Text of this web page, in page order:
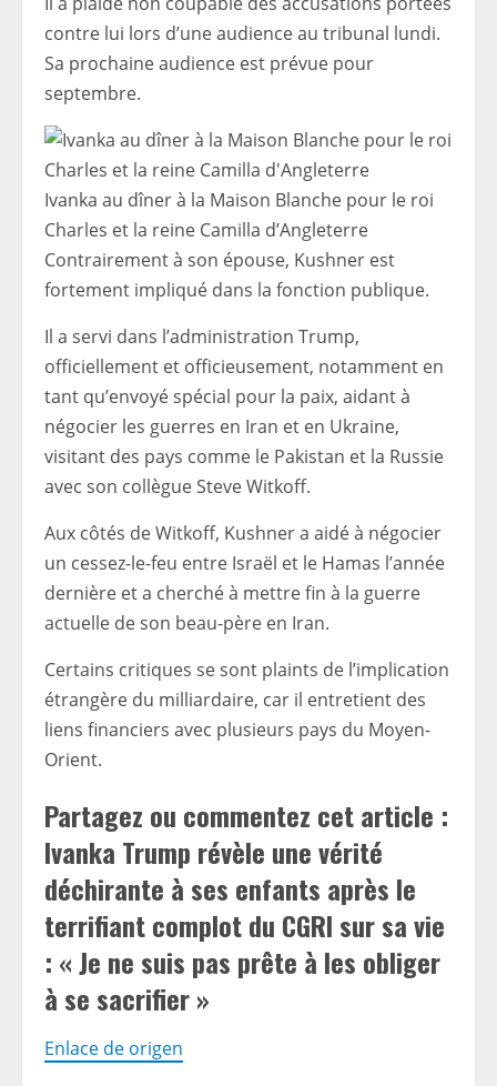
contre lui lors d’une audience au tribunal lundi.
Sa prochaine audience est prévue pour
septembre.
Ivanka au dîner à la Maison Blanche pour le roi
Charles et la reine Camilla d’Angleterre
Contrairement à son épouse, Kushner est
fortement impliqué dans la fonction publique.
Il a servi dans l’administration Trump,
officiellement et officieusement, notamment en
tant qu’envoyé spécial pour la paix, aidant à
négocier les guerres en Iran et en Ukraine,
visitant des pays comme le Pakistan et la Russie
avec son collègue Steve Witkoff.
Aux côtés de Witkoff, Kushner a aidé à négocier
un cessez-le-feu entre Israël et le Hamas l’année
dernière et a cherché à mettre fin à la guerre
actuelle de son beau-père en Iran.
Certains critiques se sont plaints de l’implication
étrangère du milliardaire, car il entretient des
liens financiers avec plusieurs pays du Moyen-
Orient.
Partagez ou commentez cet article :
Ivanka Trump révèle une vérité
déchirante à ses enfants après le
terrifiant complot du CGRI sur sa vie
: « Je ne suis pas prête à les obliger
à se sacrifier »
Enlace de origen